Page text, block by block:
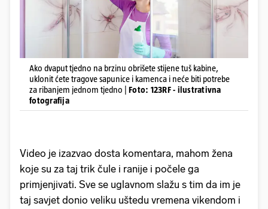
Ako dvaput tjedno na brzinu obrišete stijene tuš kabine,
uklonit ćete tragove sapunice i kamenca i neće biti potrebe
za ribanjem jednom tjedno | Foto: 123RF - ilustrativna
fotografija
Video je izazvao dosta komentara, mahom žena
koje su za taj trik čule i ranije i počele ga
primjenjivati. Sve se uglavnom slažu s tim da im je
taj savjet donio veliku uštedu vremena vikendom i